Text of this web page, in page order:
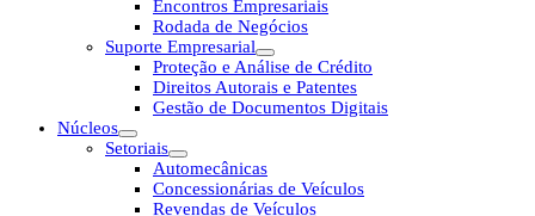
Encontros Empresariais
Rodada de Negócios
Suporte Empresarial
Proteção e Análise de Crédito
Direitos Autorais e Patentes
Gestão de Documentos Digitais
Núcleos
Setoriais
Automecânicas
Concessionárias de Veículos
Revendas de Veículos